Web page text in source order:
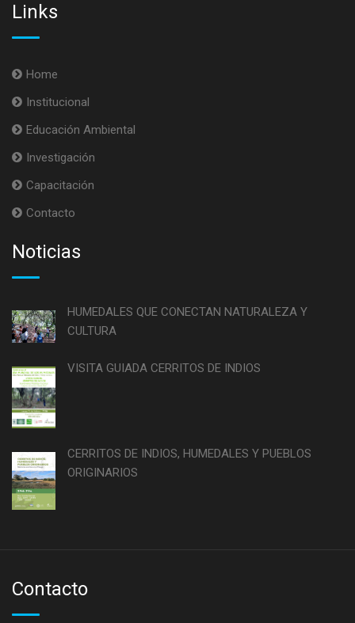
Links
Home
Institucional
Educación Ambiental
Investigación
Capacitación
Contacto
Noticias
HUMEDALES QUE CONECTAN NATURALEZA Y
CULTURA
VISITA GUIADA CERRITOS DE INDIOS
CERRITOS DE INDIOS, HUMEDALES Y PUEBLOS
ORIGINARIOS
Contacto